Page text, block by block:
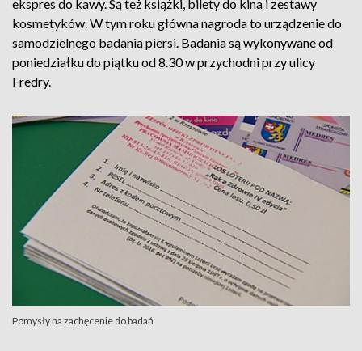
ekspres do kawy. Są też książki, bilety do kina i zestawy
kosmetyków. W tym roku główna nagroda to urządzenie do
samodzielnego badania piersi. Badania są wykonywane od
poniedziałku do piątku od 8.30 w przychodni przy ulicy
Fredry.
Pomysły na zachęcenie do badań